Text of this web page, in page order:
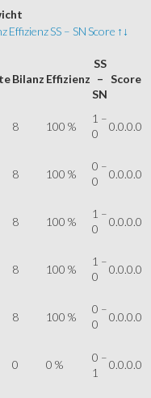
EffizienzSS – SNScore ↑↓
Bilanz Effizienz
SS
–
SN
Score
8 100 %
1 –
0
0.0.0.0
8 100 %
0 –
0
0.0.0.0
8 100 %
1 –
0
0.0.0.0
8 100 %
1 –
0
0.0.0.0
8 100 %
0 –
0
0.0.0.0
0 0 %
0 –
1
0.0.0.0